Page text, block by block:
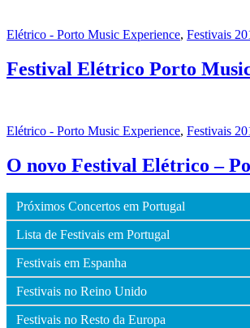
Elétrico - Porto Music Experience, Festivais
Festival Elétrico Porto
Elétrico - Porto Music Experience, Festivais
O novo Festival Elétrico –
Próximos Concertos em Portugal
Lista de Festivais em Portugal
Festivais em Espanha
Festivais no Reino Unido
Festivais no Resto da Europa